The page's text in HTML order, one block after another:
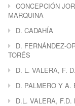
CONCEPCIÓN
MARQUINA
D. CADAHÍA
D. FERNÁNDEZ-
TORÉS
D. L. VALERA, F.
D. PALMERO Y A.
D.L. VALERA,